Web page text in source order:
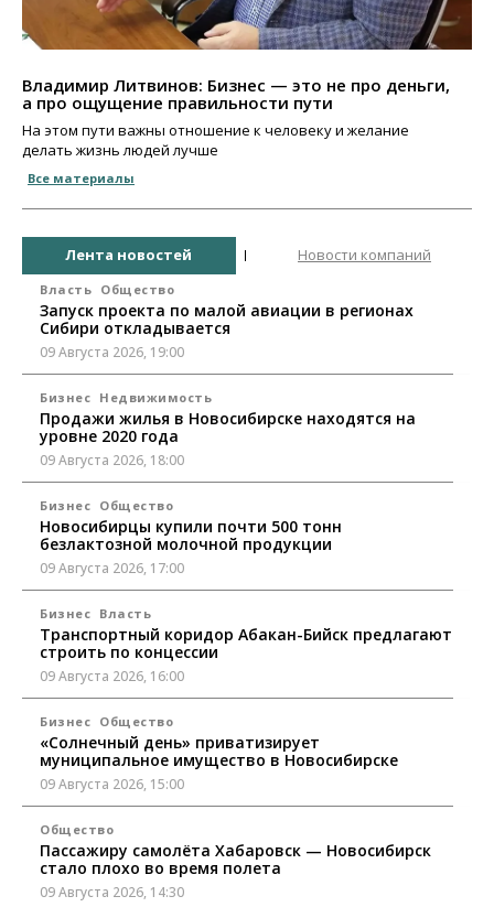
Владимир Литвинов: Бизнес — это не про деньги,
а про ощущение правильности пути
На этом пути важны отношение к человеку и желание
делать жизнь людей лучше
Все материалы
Лента новостей Новости компаний
Власть Общество
Запуск проекта по малой авиации в регионах
Сибири откладывается
09 Августа 2026, 19:00
Бизнес Недвижимость
Продажи жилья в Новосибирске находятся на
уровне 2020 года
09 Августа 2026, 18:00
Бизнес Общество
Новосибирцы купили почти 500 тонн
безлактозной молочной продукции
09 Августа 2026, 17:00
Бизнес Власть
Транспортный коридор Абакан-Бийск предлагают
строить по концессии
09 Августа 2026, 16:00
Бизнес Общество
«Солнечный день» приватизирует
муниципальное имущество в Новосибирске
09 Августа 2026, 15:00
Общество
Пассажиру самолёта Хабаровск — Новосибирск
стало плохо во время полета
09 Августа 2026, 14:30